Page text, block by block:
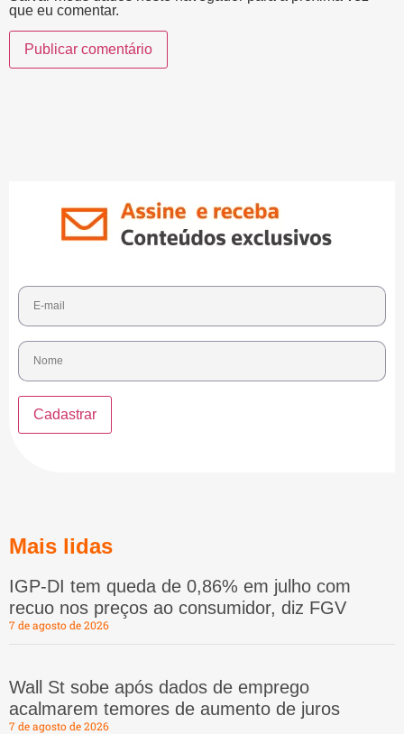
que eu comentar.
Mais lidas
IGP-DI tem queda de 0,86% em julho com
recuo nos preços ao consumidor, diz FGV
7 de agosto de 2026
Wall St sobe após dados de emprego
acalmarem temores de aumento de juros
7 de agosto de 2026